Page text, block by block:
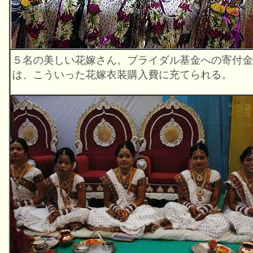
５名の美しい花嫁さん。ブライダル基金への寄付金
は、こういった花嫁衣装購入費に充てられる。